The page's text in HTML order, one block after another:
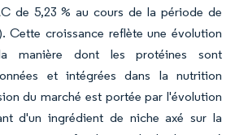
de 5,23 % au cours de la période de
Cette croissance reflète une évolution
manière dont les protéines sont
et intégrées dans la nutrition
du marché est portée par l'évolution
d'un ingrédient de niche axé sur la